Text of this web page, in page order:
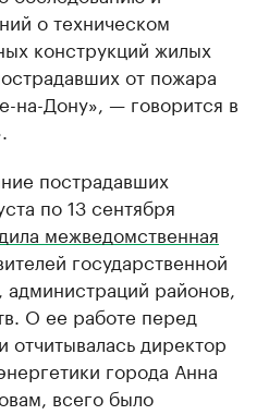
о техническом
конструкций жилых
от пожара
на-Дону», — говорится в
пострадавших
по 13 сентября
межведомственная
государственной
районов,
О ее работе перед
отчитывалась директор
города Анна
всего было